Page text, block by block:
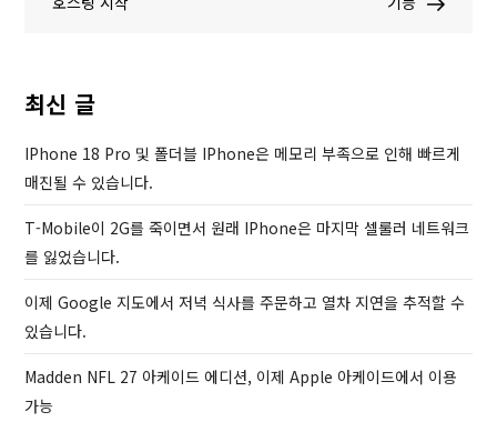
u
s
P
o
s
t
t
최신 글
IPhone 18 Pro 및 폴더블 IPhone은 메모리 부족으로 인해 빠르게
매진될 수 있습니다.
T-Mobile이 2G를 죽이면서 원래 IPhone은 마지막 셀룰러 네트워크
를 잃었습니다.
이제 Google 지도에서 저녁 식사를 주문하고 열차 지연을 추적할 수
있습니다.
Madden NFL 27 아케이드 에디션, 이제 Apple 아케이드에서 이용
가능